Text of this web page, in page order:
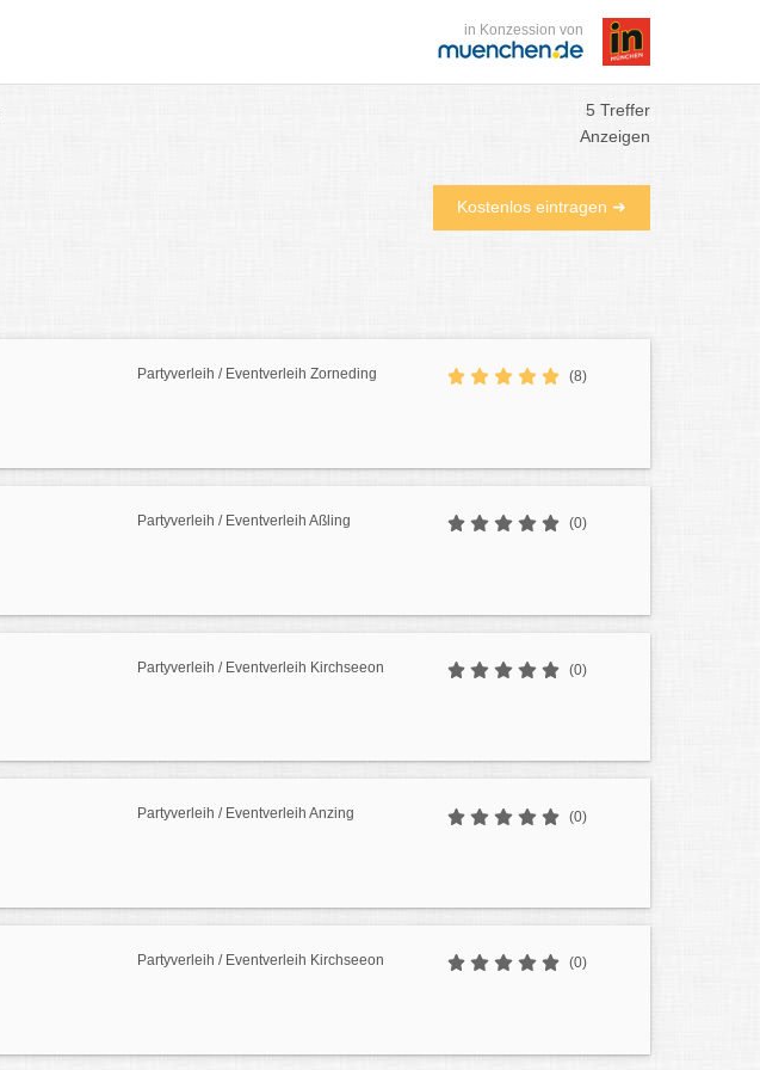
in Konzession von
5 Treffer
Anzeigen
Kostenlos eintragen ➜
Partyverleih / Eventverleih Zorneding (8)
Partyverleih / Eventverleih Aßling (0)
Partyverleih / Eventverleih Kirchseeon (0)
Partyverleih / Eventverleih Anzing (0)
Partyverleih / Eventverleih Kirchseeon (0)